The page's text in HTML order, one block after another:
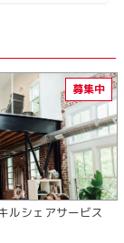
ルシェアサービス